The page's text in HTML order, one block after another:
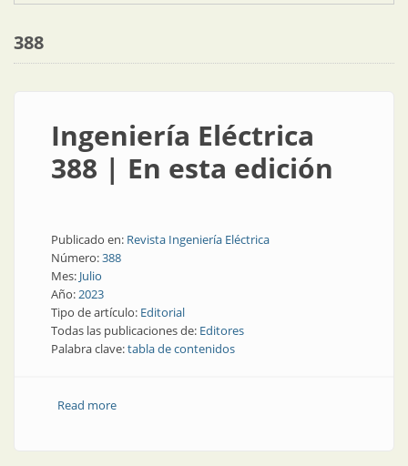
388
Ingeniería Eléctrica
388 | En esta edición
Publicado en: Revista Ingeniería Eléctrica
Número:388
Mes: Julio
Año:2023
Tipo de artículo: Editorial
Todas las publicaciones de: Editores
Palabra clave:tabla de contenidos
Read moreabout Ingeniería Eléctrica 388 | En esta edición